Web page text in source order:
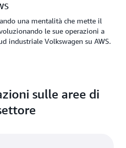
una mentalità che mette il
le sue operazioni a
industriale Volkswagen su AWS.
sulle aree di